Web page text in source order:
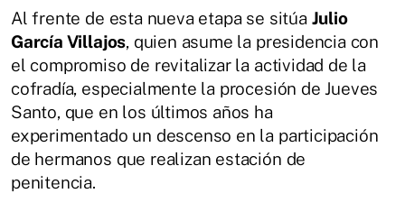
Al frente de esta nueva etapa se sitúa Julio
García Villajos, quien asume la presidencia con
el compromiso de revitalizar la actividad de la
cofradía, especialmente la procesión de Jueves
Santo, que en los últimos años ha
experimentado un descenso en la participación
de hermanos que realizan estación de
penitencia.